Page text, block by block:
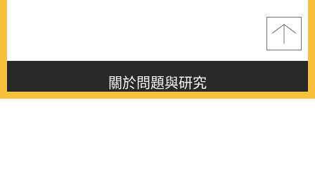
關於問題與研究
About this journal